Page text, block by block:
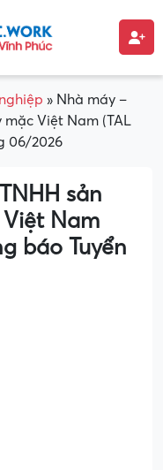
» Nhà máy –
Việt Nam (TAL
06/2026
sản
Nam
báo Tuyển